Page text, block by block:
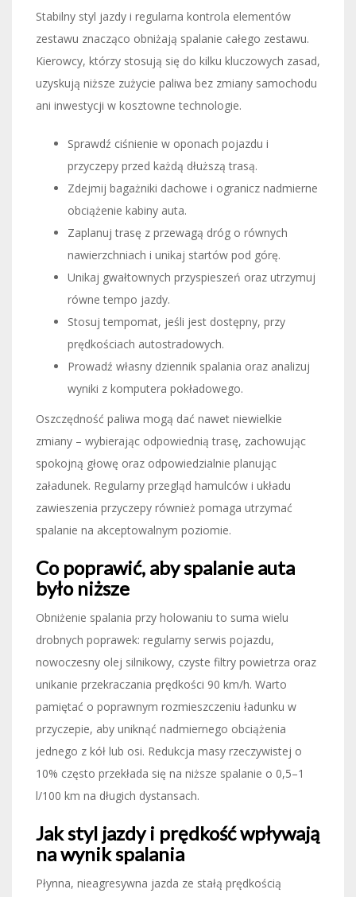
Stabilny styl jazdy i regularna kontrola elementów
zestawu znacząco obniżają spalanie całego zestawu.
Kierowcy, którzy stosują się do kilku kluczowych zasad,
uzyskują niższe zużycie paliwa bez zmiany samochodu
ani inwestycji w kosztowne technologie.
Sprawdź ciśnienie w oponach pojazdu i
przyczepy przed każdą dłuższą trasą.
Zdejmij bagażniki dachowe i ogranicz nadmierne
obciążenie kabiny auta.
Zaplanuj trasę z przewagą dróg o równych
nawierzchniach i unikaj startów pod górę.
Unikaj gwałtownych przyspieszeń oraz utrzymuj
równe tempo jazdy.
Stosuj tempomat, jeśli jest dostępny, przy
prędkościach autostradowych.
Prowadź własny dziennik spalania oraz analizuj
wyniki z komputera pokładowego.
Oszczędność paliwa mogą dać nawet niewielkie
zmiany – wybierając odpowiednią trasę, zachowując
spokojną głowę oraz odpowiedzialnie planując
załadunek. Regularny przegląd hamulców i układu
zawieszenia przyczepy również pomaga utrzymać
spalanie na akceptowalnym poziomie.
Co poprawić, aby spalanie auta
było niższe
Obniżenie spalania przy holowaniu to suma wielu
drobnych poprawek: regularny serwis pojazdu,
nowoczesny olej silnikowy, czyste filtry powietrza oraz
unikanie przekraczania prędkości 90 km/h. Warto
pamiętać o poprawnym rozmieszczeniu ładunku w
przyczepie, aby uniknąć nadmiernego obciążenia
jednego z kół lub osi. Redukcja masy rzeczywistej o
10% często przekłada się na niższe spalanie o 0,5–1
l/100 km na długich dystansach.
Jak styl jazdy i prędkość wpływają
na wynik spalania
Płynna, nieagresywna jazda ze stałą prędkością